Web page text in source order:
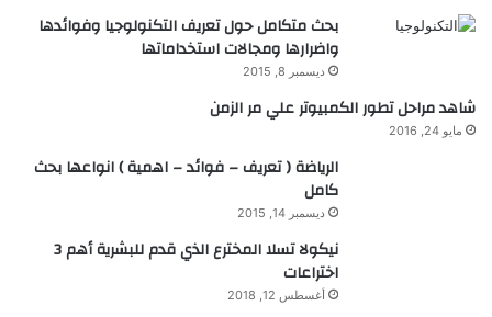
بحث متكامل حول تعريف التكنولوجيا وفوائدها
واضرارها ومجالات استخداماتها
ديسمبر 8, 2015
شاهد مراحل تطور الكمبيوتر علي مر الزمن
مايو 24, 2016
الرياضة ( تعريف – فوائد – اهمية ) انواعها بحث
كامل
ديسمبر 14, 2015
نيكولا تسلا المخترع الذي قدم للبشرية أهم 3
اختراعات
أغسطس 12, 2018